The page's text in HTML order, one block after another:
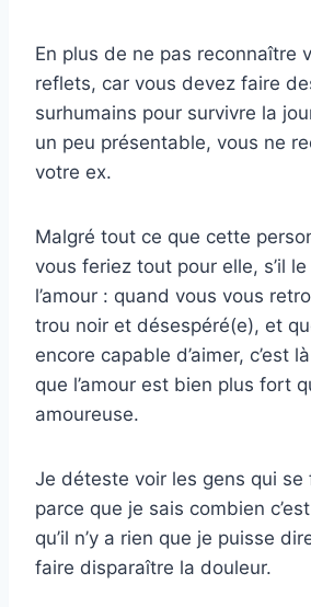
En plus de ne pas reconnaître
reflets, car vous devez faire
surhumains pour survivre la
un peu présentable, vous ne
votre ex.
Malgré tout ce que cette
vous feriez tout pour elle, s’il le
l’amour : quand vous vous
trou noir et désespéré(e), et
encore capable d’aimer, c’est
que l’amour est bien plus fort
amoureuse.
Je déteste voir les gens qui se
parce que je sais combien
qu’il n’y a rien que je puisse
faire disparaître la douleur.